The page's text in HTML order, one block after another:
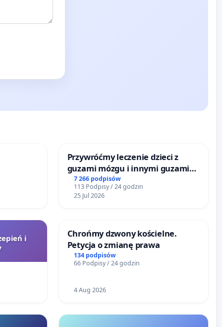
Przywróćmy leczenie dzieci z
guzami mózgu i innymi guzami
litymi do Górnośląskiego
Centrum Zdrowia Dziecka w
Katowicach
7 266 podpisów
113 Podpisy / 24 godzin
25 Jul 2026
i
Chrońmy dzwony kościelne.
Petycja o zmianę prawa
134 podpisów
66 Podpisy / 24 godzin
4 Aug 2026